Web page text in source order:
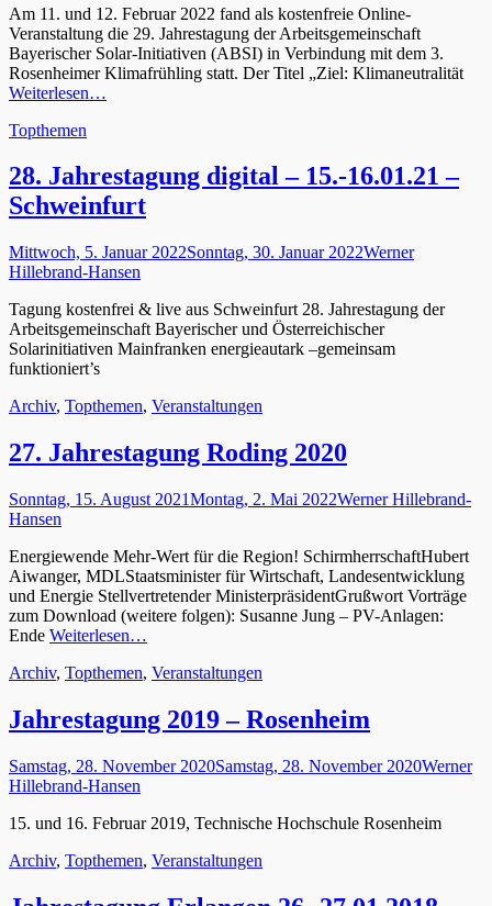
Am 11. und 12. Februar 2022 fand als kostenfreie Online-
Veranstaltung die 29. Jahrestagung der Arbeitsgemeinschaft
Bayerischer Solar-Initiativen (ABSI) in Verbindung mit dem 3.
Rosenheimer Klimafrühling statt. Der Titel „Ziel: Klimaneutralität
Weiterlesen…
Kategorien
Topthemen
28. Jahrestagung digital – 15.-16.01.21 –
Schweinfurt
Gepostet
am
Mittwoch, 5. Januar 2022Sonntag, 30. Januar 2022Autor
Werner
Hillebrand-Hansen
Tagung kostenfrei & live aus Schweinfurt 28. Jahrestagung der
Arbeitsgemeinschaft Bayerischer und Österreichischer
Solarinitiativen Mainfranken energieautark –gemeinsam
funktioniert’s
Kategorien
Archiv, Topthemen, Veranstaltungen
27. Jahrestagung Roding 2020
Gepostet
am
Sonntag, 15. August 2021Montag, 2. Mai 2022Autor
Werner Hillebrand-
Hansen
Energiewende Mehr-Wert für die Region! SchirmherrschaftHubert
Aiwanger, MDLStaatsminister für Wirtschaft, Landesentwicklung
und Energie Stellvertretender MinisterpräsidentGrußwort Vorträge
zum Download (weitere folgen): Susanne Jung – PV-Anlagen:
Ende Weiterlesen…
Kategorien
Archiv, Topthemen, Veranstaltungen
Jahrestagung 2019 – Rosenheim
Gepostet
am
Samstag, 28. November 2020Samstag, 28. November 2020Autor
Werner
Hillebrand-Hansen
15. und 16. Februar 2019, Technische Hochschule Rosenheim
Kategorien
Archiv, Topthemen, Veranstaltungen